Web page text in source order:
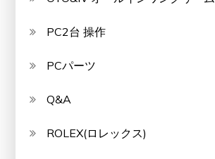
PC2台 操作
PCパーツ
Q&A
ROLEX(ロレックス)